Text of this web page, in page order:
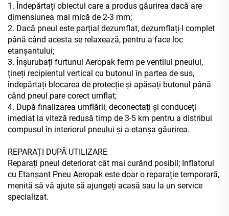
1. Îndepărtați obiectul care a produs găurirea dacă are
dimensiunea mai mică de 2-3 mm;
2. Dacă pneul este parțial dezumflat, dezumflați-l complet
până când acesta se relaxează, pentru a face loc
etanșantului;
3. Înșurubați furtunul Aeropak ferm pe ventilul pneului,
țineți recipientul vertical cu butonul în partea de sus,
îndepărtați blocarea de protecție și apăsați butonul până
când pneul pare corect umflat;
4. După finalizarea umflării, deconectați și conduceți
imediat la viteză redusă timp de 3-5 km pentru a distribui
compusul în interiorul pneului și a etanșa găurirea.
REPARAȚI DUPĂ UTILIZARE
Reparați pneul deteriorat cât mai curând posibil; Inflatorul
cu Etanșant Pneu Aeropak este doar o reparație temporară,
menită să vă ajute să ajungeți acasă sau la un service
specializat.